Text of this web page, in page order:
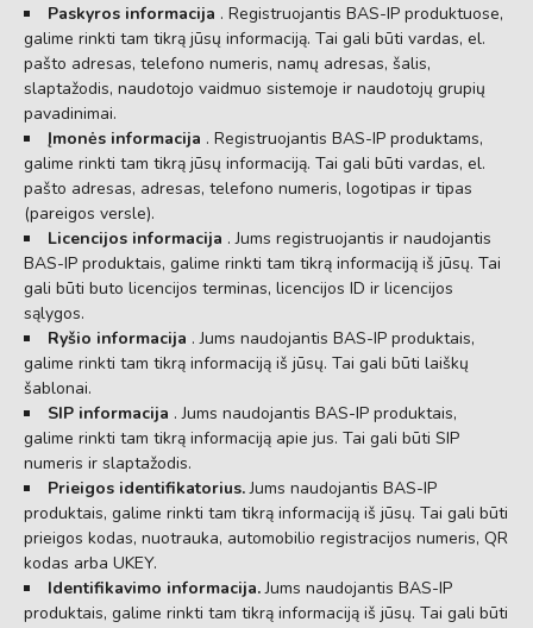
Paskyros informacija . Registruojantis BAS-IP produktuose,
galime rinkti tam tikrą jūsų informaciją. Tai gali būti vardas, el.
pašto adresas, telefono numeris, namų adresas, šalis,
slaptažodis, naudotojo vaidmuo sistemoje ir naudotojų grupių
pavadinimai.
Įmonės informacija . Registruojantis BAS-IP produktams,
galime rinkti tam tikrą jūsų informaciją. Tai gali būti vardas, el.
pašto adresas, adresas, telefono numeris, logotipas ir tipas
(pareigos versle).
Licencijos informacija . Jums registruojantis ir naudojantis
BAS-IP produktais, galime rinkti tam tikrą informaciją iš jūsų. Tai
gali būti buto licencijos terminas, licencijos ID ir licencijos
sąlygos.
Ryšio informacija . Jums naudojantis BAS-IP produktais,
galime rinkti tam tikrą informaciją iš jūsų. Tai gali būti laiškų
šablonai.
SIP informacija . Jums naudojantis BAS-IP produktais,
galime rinkti tam tikrą informaciją apie jus. Tai gali būti SIP
numeris ir slaptažodis.
Prieigos identifikatorius.Jums naudojantis BAS-IP
produktais, galime rinkti tam tikrą informaciją iš jūsų. Tai gali būti
prieigos kodas, nuotrauka, automobilio registracijos numeris, QR
kodas arba UKEY.
Identifikavimo informacija.Jums naudojantis BAS-IP
produktais, galime rinkti tam tikrą informaciją iš jūsų. Tai gali būti